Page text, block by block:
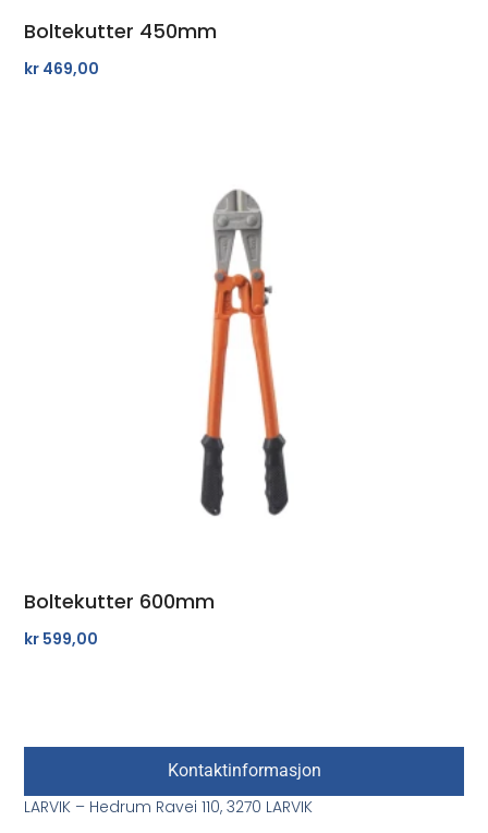
Boltekutter 450mm
kr 469,00
Boltekutter 600mm
kr 599,00
Kontaktinformasjon
LARVIK – Hedrum Ravei 110, 3270 LARVIK